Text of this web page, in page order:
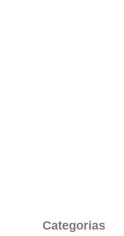
Categorias